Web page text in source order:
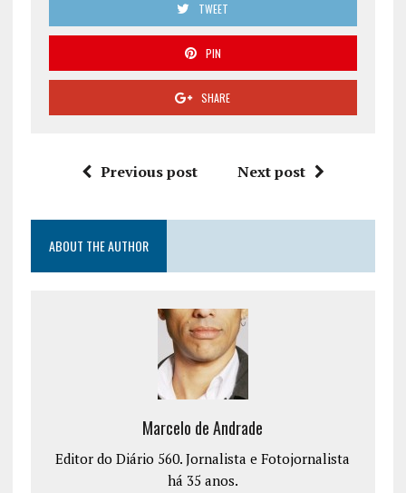
TWEET
PIN
SHARE
Previous post Next post
ABOUT THE AUTHOR
Marcelo de Andrade
Editor do Diário 560. Jornalista e Fotojornalista
há 35 anos.